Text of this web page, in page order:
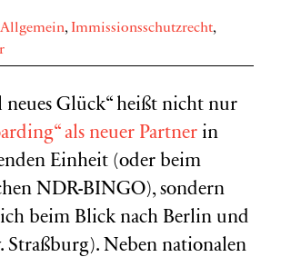
Allgemein, Immissionsschutzrecht,
neues Glück“ heißt nicht nur
als neuer Partner in
Einheit (oder beim
NDR-BINGO), sondern
beim Blick nach Berlin und
Straßburg). Neben nationalen